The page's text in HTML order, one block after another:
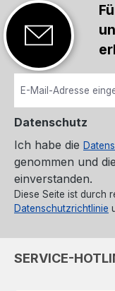
Datenschutz
Ich habe die
genommen und die
einverstanden.
Diese Seite ist durch
Datenschutzrichtlinie
SERVICE-